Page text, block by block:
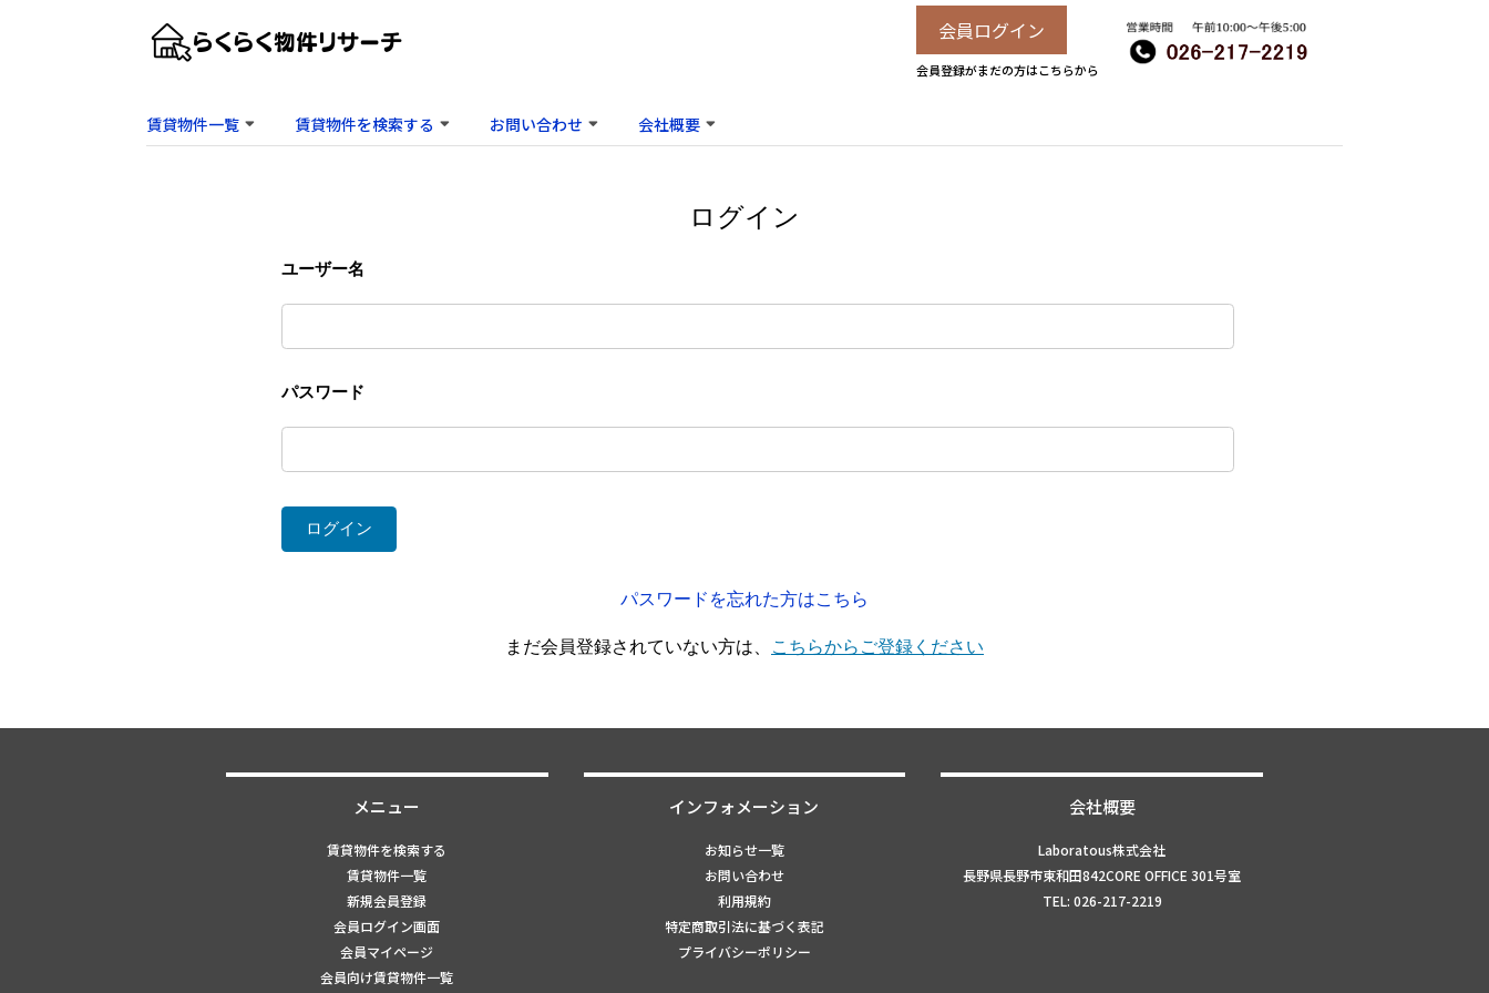
会員ログイン
会員登録がまだの方はこちらから
賃貸物件一覧 賃貸物件を検索する お問い合わせ 会社概要
ログイン
ユーザー名
パスワード
パスワードを忘れた方はこちら
まだ会員登録されていない方は、 こちらからご登録ください
メニュー
賃貸物件を検索する
賃貸物件一覧
新規会員登録
会員ログイン画面
会員マイページ
会員向け賃貸物件一覧
インフォメーション
お知らせ一覧
お問い合わせ
利用規約
特定商取引法に基づく表記
プライバシーポリシー
会社概要
Laboratous株式会社
長野県長野市東和田842CORE OFFICE 301号室
TEL: 026-217-2219